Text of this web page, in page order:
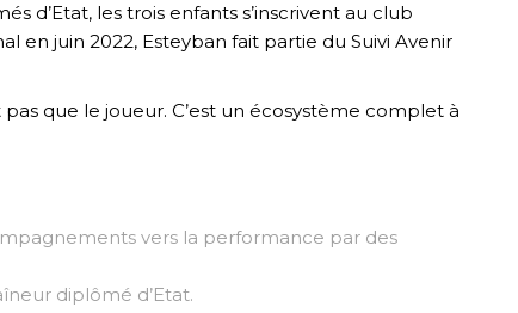
d’Etat, les trois enfants s’inscrivent au club
en juin 2022, Esteyban fait partie du Suivi Avenir
que le joueur. C’est un écosystème complet à
vers la performance par des
diplômé d’Etat.